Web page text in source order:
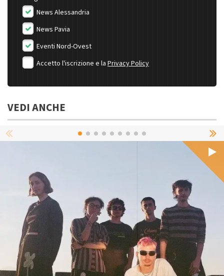
News Alessandria
News Pavia
Eventi Nord-Ovest
Accetto l'iscrizione e la Privacy Policy
VEDI ANCHE